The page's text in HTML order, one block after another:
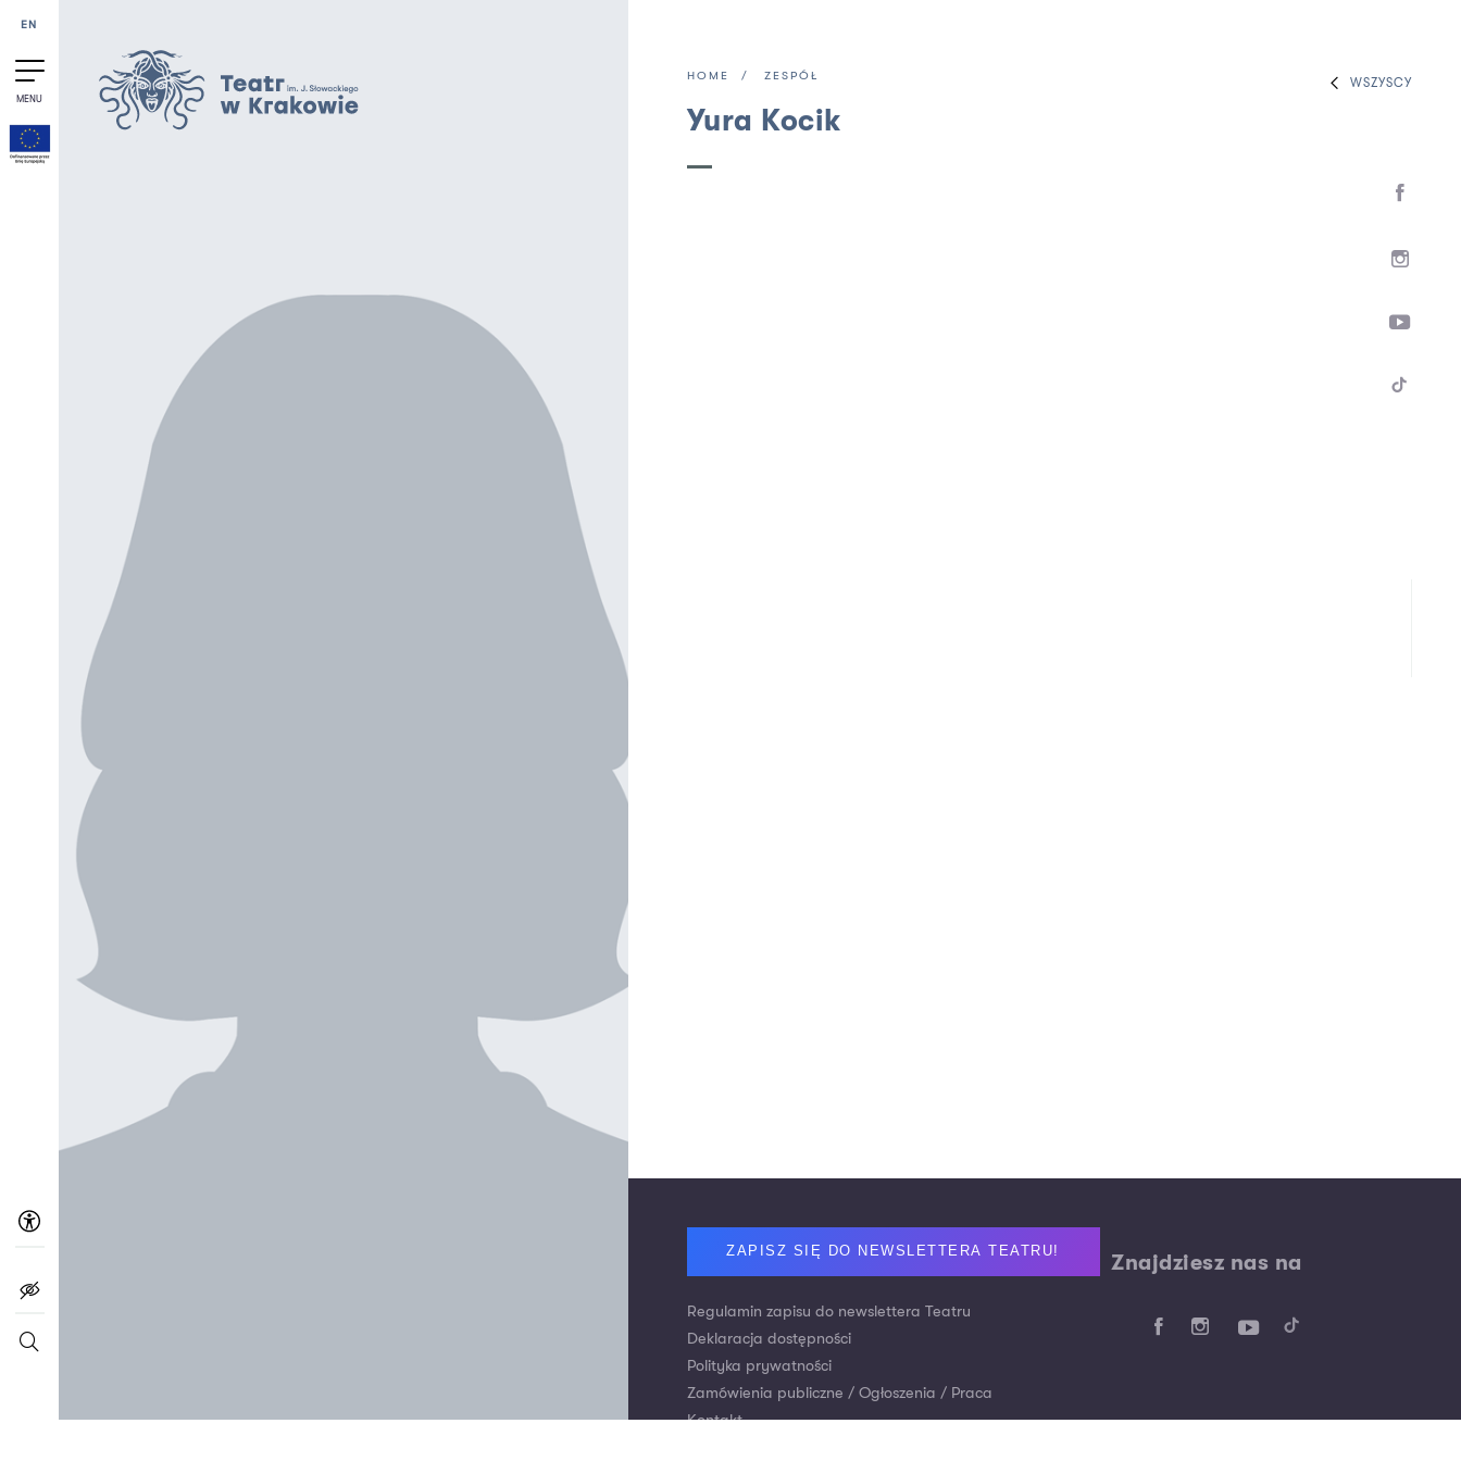
EN
MENU
WSZYSCY
HOME ZESPÓŁ
Yura Kocik
Footer
ZAPISZ SIĘ DO NEWSLETTERA TEATRU!
Regulamin zapisu do newslettera Teatru
Deklaracja dostępności
Polityka prywatności
Zamówienia publiczne / Ogłoszenia / Praca
Kontakt
Znajdziesz nas na